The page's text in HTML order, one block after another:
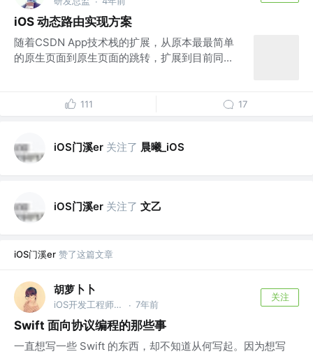
iOS 动态路由实现方案
随着CSDN App技术栈的扩展，从原本最最简单
的原生页面到原生页面的跳转，扩展到目前同...
111 17
iOS门溪er 关注了 晨曦_iOS
iOS门溪er 关注了 文乙
iOS门溪er 赞了这篇文章
胡萝卜卜
iOS开发工程师 @一周 CP · 7年前
关注
Swift 面向协议编程的那些事
一直想写一些 Swift 的东西，却不知道从何写起。因为想写